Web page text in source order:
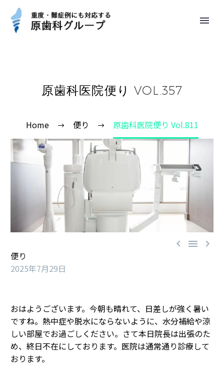
原歯科医院便り VOL.357
Home 便り 原歯科医院便り Vol.811
  
便り
2025年7月29日
おはようございます。今朝も晴れて、日差しが強く暑い
ですね。熱中症や脱水にならないように、水分補給や涼
しい部屋でお過ごしください。さて本日院長は出張のた
め、終日不在にしております。医院は通常通り診療して
おります。